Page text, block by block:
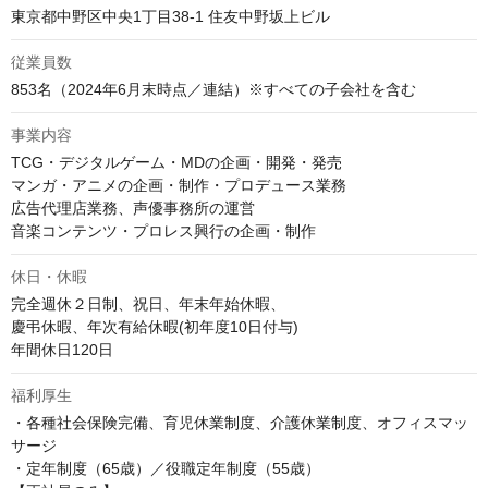
東京都中野区中央1丁目38-1 住友中野坂上ビル
従業員数
853名（2024年6月末時点／連結）※すべての子会社を含む
事業内容
TCG・デジタルゲーム・MDの企画・開発・発売
マンガ・アニメの企画・制作・プロデュース業務
広告代理店業務、声優事務所の運営
音楽コンテンツ・プロレス興行の企画・制作
休日・休暇
完全週休２日制、祝日、年末年始休暇、
慶弔休暇、年次有給休暇(初年度10日付与)
福利厚生
・各種社会保険完備、育児休業制度、介護休業制度、オフィスマッ
サージ
・定年制度（65歳）／役職定年制度（55歳）